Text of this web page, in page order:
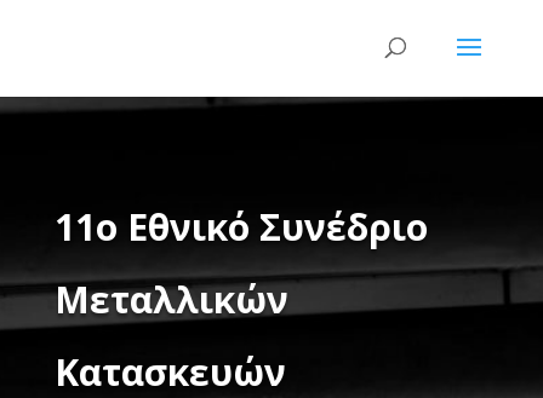
11ο Εθνικό Συνέδριο
Μεταλλικών
Κατασκευών